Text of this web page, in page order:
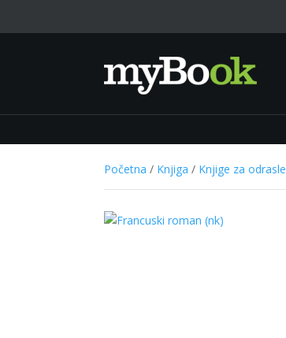
Početna / Knjiga / Knjige za odrasle